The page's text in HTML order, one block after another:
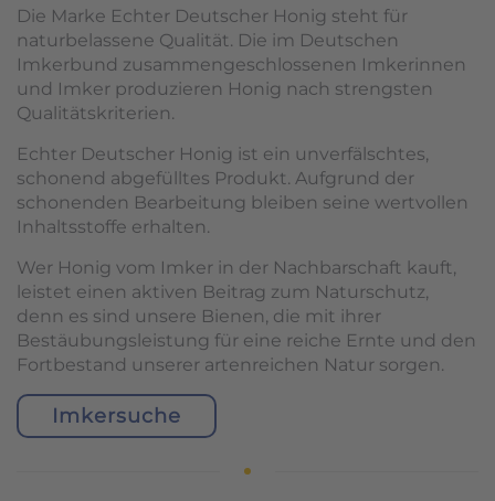
Die Marke Echter Deutscher Honig steht für
naturbelassene Qualität. Die im Deutschen
Imkerbund zusammengeschlossenen Imkerinnen
und Imker produzieren Honig nach strengsten
Qualitätskriterien.
Echter Deutscher Honig ist ein unverfälschtes,
schonend abgefülltes Produkt. Aufgrund der
schonenden Bearbeitung bleiben seine wertvollen
Inhaltsstoffe erhalten.
Wer Honig vom Imker in der Nachbarschaft kauft,
leistet einen aktiven Beitrag zum Naturschutz,
denn es sind unsere Bienen, die mit ihrer
Bestäubungsleistung für eine reiche Ernte und den
Fortbestand unserer artenreichen Natur sorgen.
Imkersuche